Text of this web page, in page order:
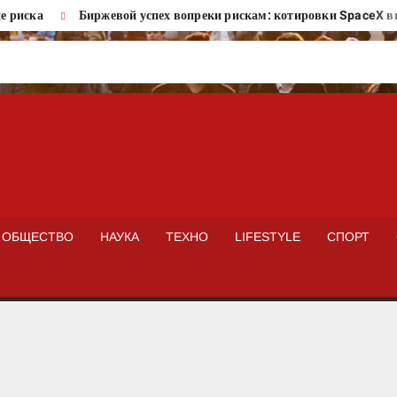
Биржевой успех вопреки рискам: котировки SpaceX
ОБЩЕСТВО НАУКА ТЕХНО LIFESTYLE СПОРТ